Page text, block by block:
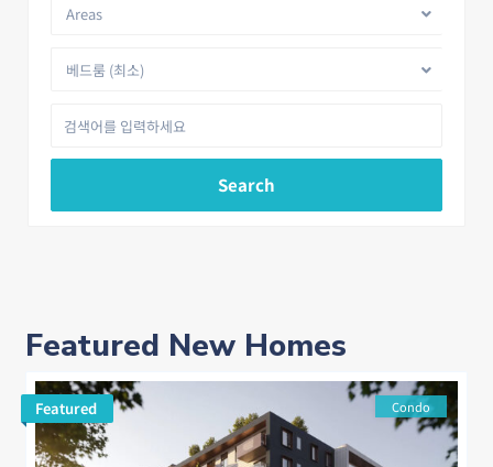
Areas
베드룸 (최소)
Search
Featured New Homes
Condo
Featured